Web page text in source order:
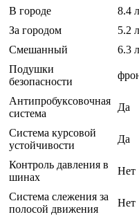
В городе
8.4
За городом
5.2
Смешанный
6.3
Подушки
безопасности
Антипробуксовочная
система
Да
Система курсовой
устойчивости
Да
Контроль давления в
шинах
Нет
Система слежения за
полосой движения
Нет